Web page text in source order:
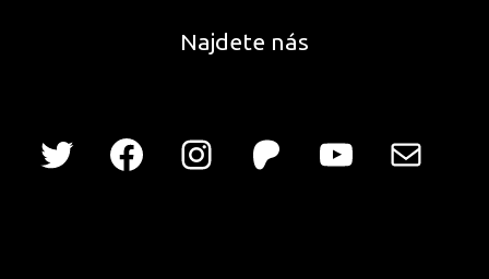
Najdete nás